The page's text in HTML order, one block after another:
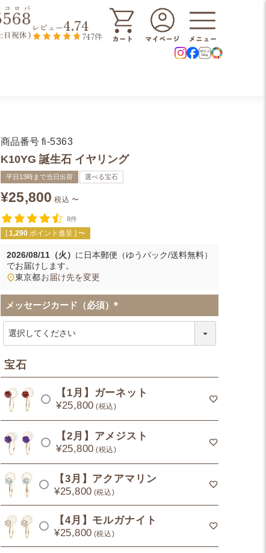
レビュー4.74
747件
商品番号 fi-5363
K10YG 誕生石 イヤリング
平日13時まで当日出荷 選べる宝石
¥25,800 税込 〜
8件
[ 1,290 ポイント進呈 ] 〜
2026/08/11（火） に 日本郵便（ゆうパック/送料無料）
でお届けします。
東京都お届け先を変更
メッセージカード（必須）
(
宝石
【1月】ガーネット
¥25,800 税込
【2月】アメジスト
¥25,800 税込
【3月】アクアマリン
¥25,800 税込
【4月】モルガナイト
¥25,800 税込